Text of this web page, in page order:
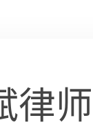
律师